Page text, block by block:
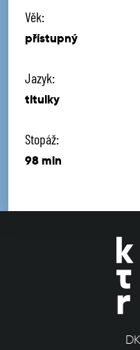
Věk:
přístupný
Jazyk:
titulky
Stopáž:
98 min